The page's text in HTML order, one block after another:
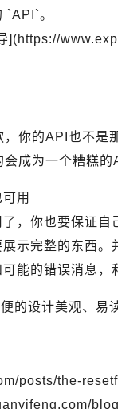
。
](https://
你的API也不
会成为一个糟糕的
用
，你也要保证
示完整的东西。
能的错误消息
的设计美观、易
posts/the-